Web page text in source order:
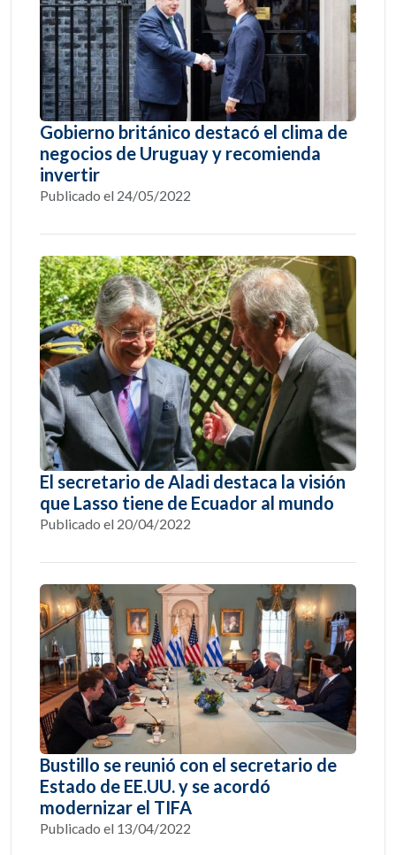
Gobierno británico destacó el clima de
negocios de Uruguay y recomienda
invertir
Publicado el 24/05/2022
El secretario de Aladi destaca la visión
que Lasso tiene de Ecuador al mundo
Publicado el 20/04/2022
Bustillo se reunió con el secretario de
Estado de EE.UU. y se acordó
modernizar el TIFA
Publicado el 13/04/2022